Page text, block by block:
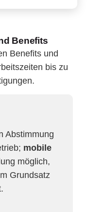
Benefits
Benefits und
bis zu
Abstimmung
mobile
möglich,
Grundsatz